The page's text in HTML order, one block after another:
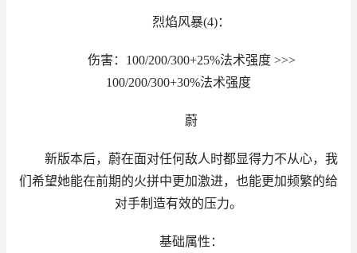
烈焰风暴(4)：
伤害：100/200/300+25%法术强度 >>>
100/200/300+30%法术强度
蔚
新版本后，蔚在面对任何敌人时都显得力不从心，我
们希望她能在前期的火拼中更加激进，也能更加频繁的给
对手制造有效的压力。
基础属性：